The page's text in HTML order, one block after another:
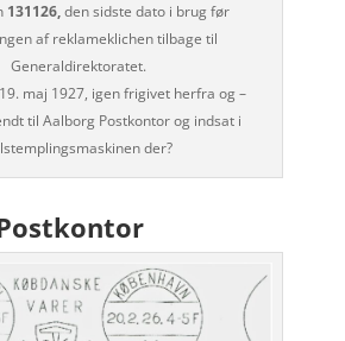
131126,den sidste dato i brug før
af reklameklichen tilbage til
Generaldirektoratet.
maj 1927, igen frigivet herfra og –
til Aalborg Postkontor og indsat i
der?